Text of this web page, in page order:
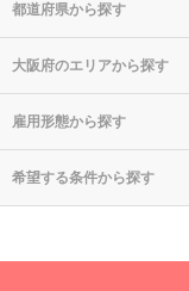
都道府県から探す
大阪府のエリアから探す
雇用形態から探す
希望する条件から探す